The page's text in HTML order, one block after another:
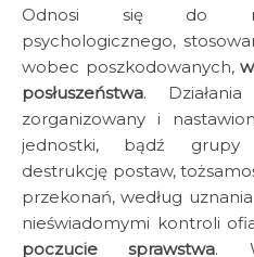
Odnosi się do
psychologicznego,
wobec poszkodowanych,
posłuszeństwa.
zorganizowany i
jednostki, bądź grupy
destrukcję postaw,
przekonań, według
nieświadomymi kontroli
poczucie sprawstwa.